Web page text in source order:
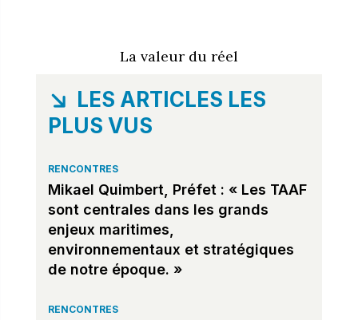
La valeur du réel
LES ARTICLES LES
PLUS VUS
RENCONTRES
Mikael Quimbert, Préfet : « Les TAAF
sont centrales dans les grands
enjeux maritimes,
environnementaux et stratégiques
de notre époque. »
RENCONTRES